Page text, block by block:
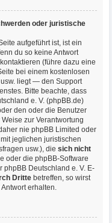
oder juristische
aufgeführt ist, ist ein
du so keine Antwort
(führe dazu eine
bei einem kostenlosen
usw. liegt — den Support
Bitte beachte, dass
e. V. (phpBB.de)
den oder die Benutzer
zur Verantwortung
nie phpBB Limited oder
jeglichen juristischen
usw.), die sich nicht
oder die phpBB-Software
Deutschland e. V. E-
Dritte betreffen, so wirst
erhalten.